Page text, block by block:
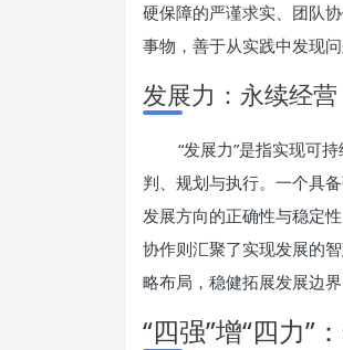
硬保障的严谨求实、团队
事物，善于从实践中发现
发展力：永续经
“发展力”是指实现可
判、规划与执行。一个具
发展方向的正确性与稳定
协作则汇聚了实现发展的
略布局，稳健拓展发展边
“四强”增“四力”